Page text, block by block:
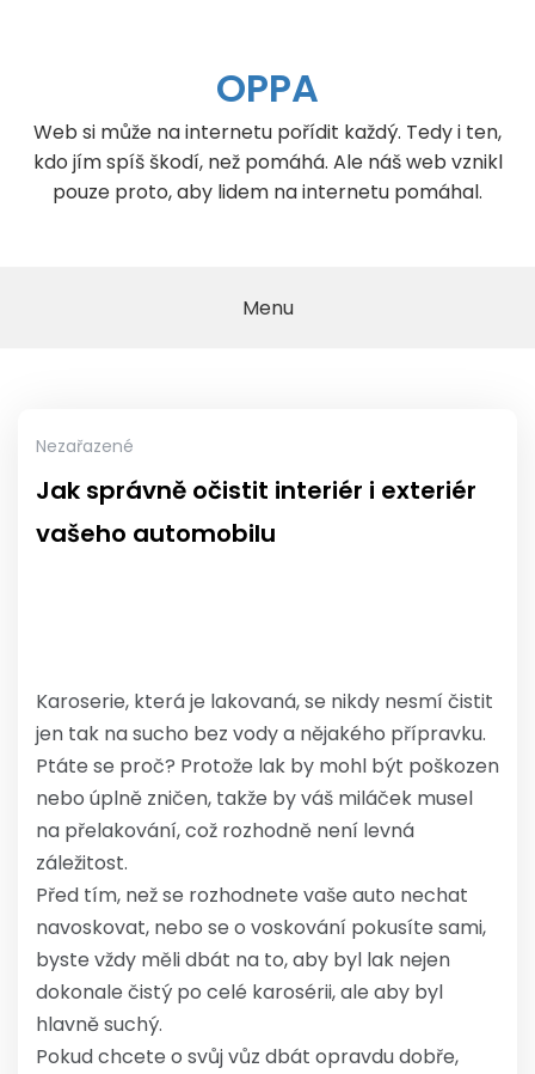
OPPA
Web si může na internetu pořídit každý. Tedy i ten,
kdo jím spíš škodí, než pomáhá. Ale náš web vznikl
pouze proto, aby lidem na internetu pomáhal.
Menu
Nezařazené
Jak správně očistit interiér i exteriér
vašeho automobilu
Karoserie, která je lakovaná, se nikdy nesmí čistit
jen tak na sucho bez vody a nějakého přípravku.
Ptáte se proč? Protože lak by mohl být poškozen
nebo úplně zničen, takže by váš miláček musel
na přelakování, což rozhodně není levná
záležitost.
Před tím, než se rozhodnete vaše auto nechat
navoskovat, nebo se o voskování pokusíte sami,
byste vždy měli dbát na to, aby byl lak nejen
dokonale čistý po celé karosérii, ale aby byl
hlavně suchý.
Pokud chcete o svůj vůz dbát opravdu dobře,